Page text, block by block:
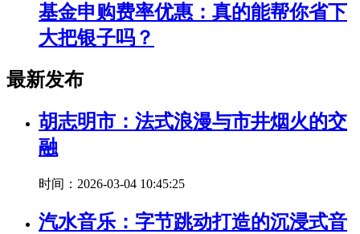
基金申购费率优惠：真的能帮你省下
大把银子吗？
最新发布
胡志明市：法式浪漫与市井烟火的交
融
时间：2026-03-04 10:45:25
汽水音乐：字节跳动打造的沉浸式音